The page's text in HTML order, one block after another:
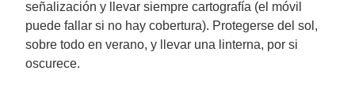
señalización y llevar siempre cartografía (el móvil
puede fallar si no hay cobertura). Protegerse del sol,
sobre todo en verano, y llevar una linterna, por si
oscurece.